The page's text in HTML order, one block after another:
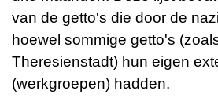
van de getto's die door de
hoewel sommige getto's
Theresienstadt) hun eigen
(werkgroepen) hadden.